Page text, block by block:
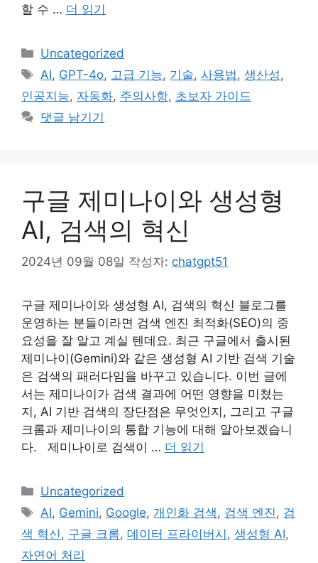
할 수 … 더 읽기
카
테
리
Uncategorized
태
그
AI, GPT-4o, 고급 기능, 기술,사용법,생산성,
인공지능, 자동화, 주의사항, 초보자 가이드
댓글 남기기
구글 제미나이와 생성형
AI, 검색의 혁신
2024년 09월 08일 작성자: chatgpt51
구글 제미나이와 생성형 AI, 검색의 혁신 블로그를
운영하는 분들이라면 검색 엔진 최적화(SEO)의 중
요성을 잘 알고 계실 텐데요. 최근 구글에서 출시된
제미나이(Gemini)와 같은 생성형 AI 기반 검색 기술
은 검색의 패러다임을 바꾸고 있습니다. 이번 글에
서는 제미나이가 검색 결과에 어떤 영향을 미쳤는
지, AI 기반 검색의 장단점은 무엇인지, 그리고 구글
크롬과 제미나이의 통합 기능에 대해 알아보겠습니
다. 제미나이로 검색이 … 더 읽기
카
테
리
Uncategorized
태
그
AI, Gemini, Google, 개인화 검색 , 검색 엔진 , 검
색 혁신 , 구글 크롬, 데이터 프라이버시 , 생성형 AI,
자연어 처리